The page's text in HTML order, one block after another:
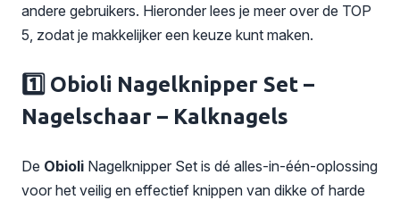
andere gebruikers. Hieronder lees je meer over de TOP
5, zodat je makkelijker een keuze kunt maken.
1️⃣ Obioli Nagelknipper Set –
Nagelschaar – Kalknagels
De Obioli Nagelknipper Set is dé alles-in-één-oplossing
voor het veilig en effectief knippen van dikke of harde